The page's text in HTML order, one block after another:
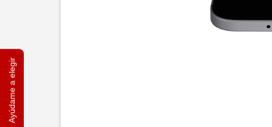
Ayúdame a elegir